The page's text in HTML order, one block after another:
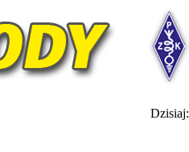
Dzisiaj: